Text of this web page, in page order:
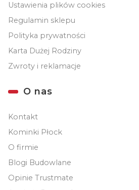
Ustawienia plików cookies
Regulamin sklepu
Polityka prywatności
Karta Dużej Rodziny
Zwroty i reklamacje
O nas
Kontakt
Kominki Płock
O firmie
Blogi Budowlane
Opinie Trustmate